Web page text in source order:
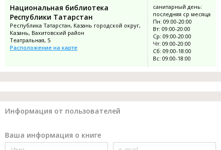
Национальная библиотека
Республики Татарстан
Республика Татарстан, Казань городской округ,
Казань, Вахитовский район
Театральная, 5
Расположение на карте
санитарный день:
последняя ср месяца
Пн: 09:00-20:00
Вт: 09:00-20:00
Ср: 09:00-20:00
Чт: 09:00-20:00
Сб: 09:00-18:00
Вс: 09:00-18:00
Информация от пользователей
Ваша информация о книге